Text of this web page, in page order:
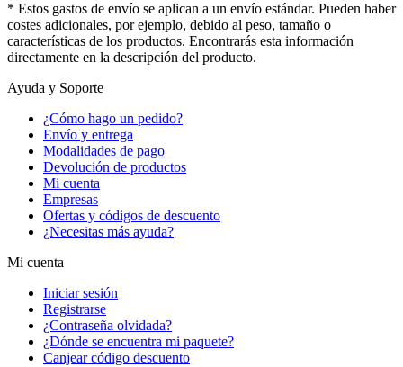
* Estos gastos de envío se aplican a un envío estándar. Pueden haber
costes adicionales, por ejemplo, debido al peso, tamaño o
características de los productos. Encontrarás esta información
directamente en la descripción del producto.
Ayuda y Soporte
¿Cómo hago un pedido?
Envío y entrega
Modalidades de pago
Devolución de productos
Mi cuenta
Empresas
Ofertas y códigos de descuento
¿Necesitas más ayuda?
Mi cuenta
Iniciar sesión
Registrarse
¿Contraseña olvidada?
¿Dónde se encuentra mi paquete?
Canjear código descuento